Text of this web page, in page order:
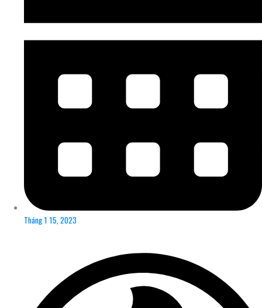
Tháng 1 15, 2023